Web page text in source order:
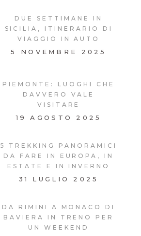
DUE SETTIMANE IN
SICILIA, ITINERARIO DI
VIAGGIO IN AUTO
5 NOVEMBRE 2025
PIEMONTE: LUOGHI CHE
DAVVERO VALE
VISITARE
19 AGOSTO 2025
5 TREKKING PANORAMICI
DA FARE IN EUROPA, IN
ESTATE E IN INVERNO
31 LUGLIO 2025
DA RIMINI A MONACO DI
BAVIERA IN TRENO PER
UN WEEKEND